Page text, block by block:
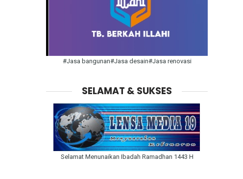
#Jasa bangunan#Jasa desain#Jasa renovasi
SELAMAT & SUKSES
Selamat Menunaikan Ibadah Ramadhan 1443 H